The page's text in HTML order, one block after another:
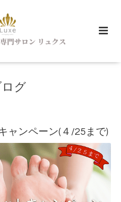
ログ
ャンペーン(４/25まで)